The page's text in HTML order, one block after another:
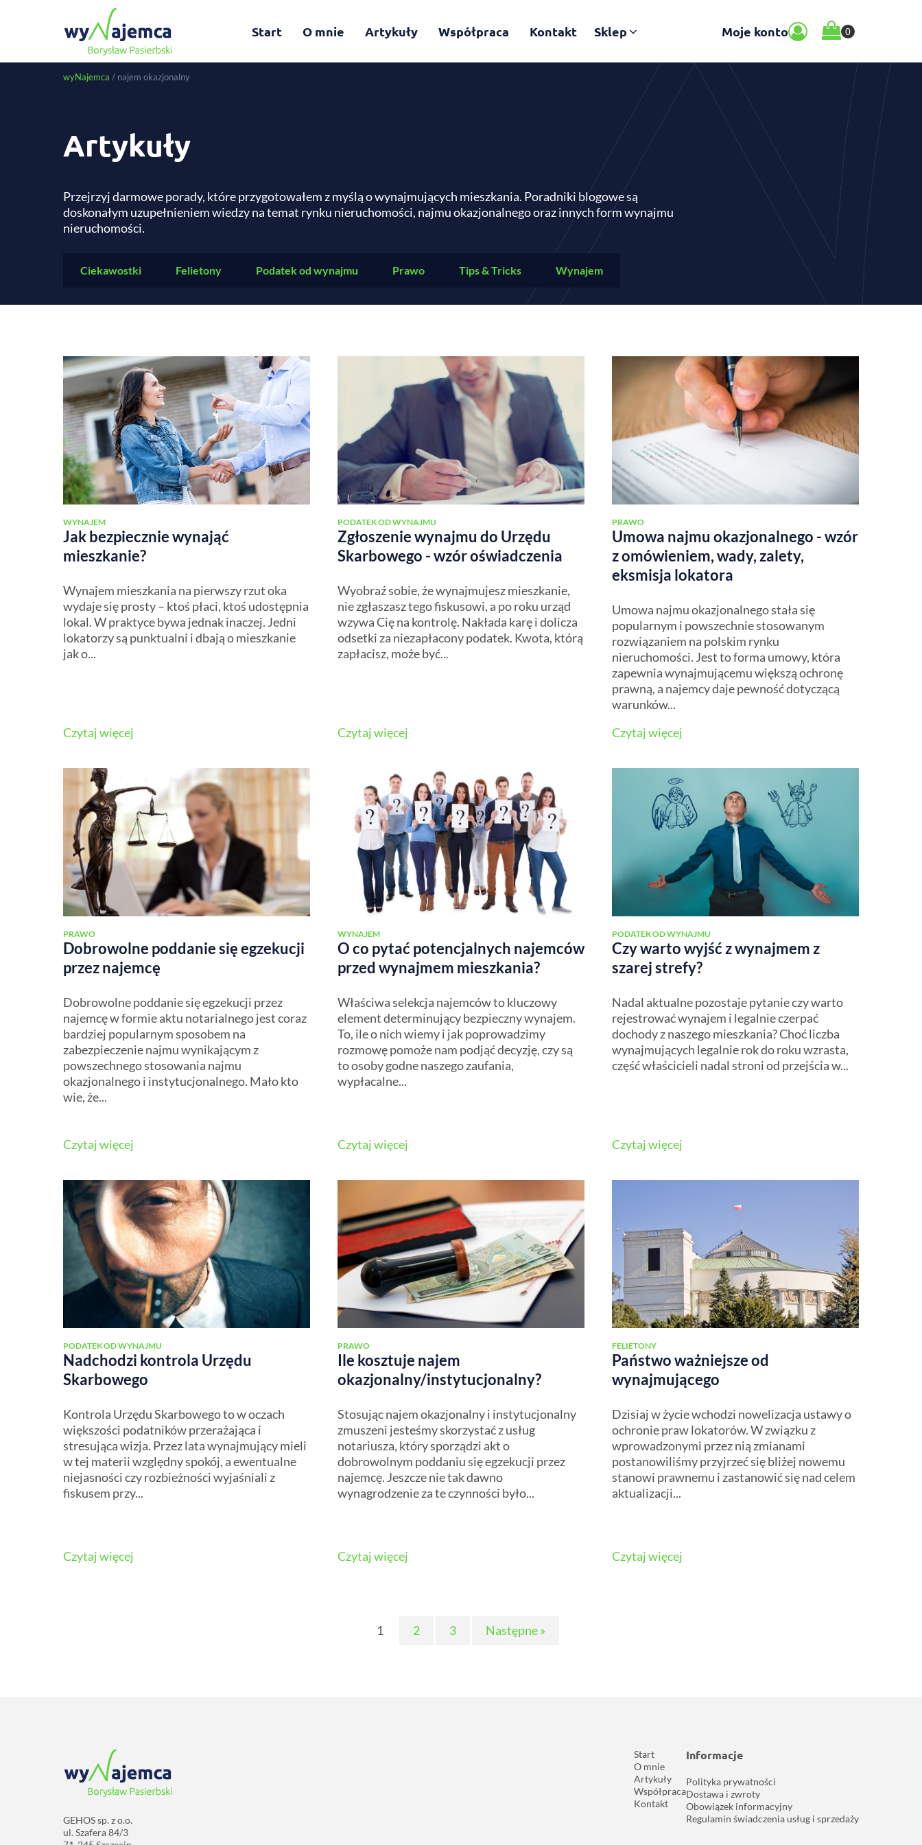
Start O mnie Artykuły Współpraca Kontakt Sklep Moje konto
wyNajemca / najem okazjonalny
Artykuły
Przejrzyj darmowe porady, które przygotowałem z myślą o wynajmujących mieszkania. Poradniki blogowe są
doskonałym uzupełnieniem wiedzy na temat rynku nieruchomości, najmu okazjonalnego oraz innych form wynajmu
nieruchomości.
Ciekawostki Felietony Podatek od wynajmu Prawo Tips & Tricks Wynajem
WYNAJEM
Jak bezpiecznie wynająć
mieszkanie?
Wynajem mieszkania na pierwszy rzut oka
wydaje się prosty – ktoś płaci, ktoś udostępnia
lokal. W praktyce bywa jednak inaczej. Jedni
lokatorzy są punktualni i dbają o mieszkanie
jak o...
Czytaj więcej
PODATEK OD WYNAJMU
Zgłoszenie wynajmu do Urzędu
Skarbowego - wzór oświadczenia
Wyobraź sobie, że wynajmujesz mieszkanie,
nie zgłaszasz tego fiskusowi, a po roku urząd
wzywa Cię na kontrolę. Nakłada karę i dolicza
odsetki za niezapłacony podatek. Kwota, którą
zapłacisz, może być...
Czytaj więcej
PRAWO
Umowa najmu okazjonalnego - wzór
z omówieniem, wady, zalety,
eksmisja lokatora
Umowa najmu okazjonalnego stała się
popularnym i powszechnie stosowanym
rozwiązaniem na polskim rynku
nieruchomości. Jest to forma umowy, która
zapewnia wynajmującemu większą ochronę
prawną, a najemcy daje pewność dotyczącą
warunków...
Czytaj więcej
PRAWO
Dobrowolne poddanie się egzekucji
przez najemcę
Dobrowolne poddanie się egzekucji przez
najemcę w formie aktu notarialnego jest coraz
bardziej popularnym sposobem na
zabezpieczenie najmu wynikającym z
powszechnego stosowania najmu
okazjonalnego i instytucjonalnego. Mało kto
wie, że...
Czytaj więcej
WYNAJEM
O co pytać potencjalnych najemców
przed wynajmem mieszkania?
Właściwa selekcja najemców to kluczowy
element determinujący bezpieczny wynajem.
To, ile o nich wiemy i jak poprowadzimy
rozmowę pomoże nam podjąć decyzję, czy są
to osoby godne naszego zaufania,
wypłacalne...
Czytaj więcej
PODATEK OD WYNAJMU
Czy warto wyjść z wynajmem z
szarej strefy?
Nadal aktualne pozostaje pytanie czy warto
rejestrować wynajem i legalnie czerpać
dochody z naszego mieszkania? Choć liczba
wynajmujących legalnie rok do roku wzrasta,
część właścicieli nadal stroni od przejścia w...
Czytaj więcej
PODATEK OD WYNAJMU
Nadchodzi kontrola Urzędu
Skarbowego
Kontrola Urzędu Skarbowego to w oczach
większości podatników przerażająca i
stresująca wizja. Przez lata wynajmujący mieli
w tej materii względny spokój, a ewentualne
niejasności czy rozbieżności wyjaśniali z
fiskusem przy...
Czytaj więcej
PRAWO
Ile kosztuje najem
okazjonalny/instytucjonalny?
Stosując najem okazjonalny i instytucjonalny
zmuszeni jesteśmy skorzystać z usług
notariusza, który sporządzi akt o
dobrowolnym poddaniu się egzekucji przez
najemcę. Jeszcze nie tak dawno
wynagrodzenie za te czynności było...
Czytaj więcej
FELIETONY
Państwo ważniejsze od
wynajmującego
Dzisiaj w życie wchodzi nowelizacja ustawy o
ochronie praw lokatorów. W związku z
wprowadzonymi przez nią zmianami
postanowiliśmy przyjrzeć się bliżej nowemu
stanowi prawnemu i zastanowić się nad celem
aktualizacji...
Czytaj więcej
1 2 3 Następne »
GEHOS sp. z o.o.
ul. Szafera 84/3
Start
O mnie
Artykuły
Współpraca
Kontakt
Informacje
Polityka prywatności
Dostawa i zwroty
Obowiązek informacyjny
Regulamin świadczenia usług i sprzedaży